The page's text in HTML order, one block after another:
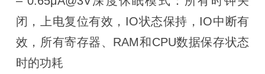
闭，上电复位有效，IO状态保持，IO中断有
效，所有寄存器、RAM和CPU数据保存状态
时的功耗